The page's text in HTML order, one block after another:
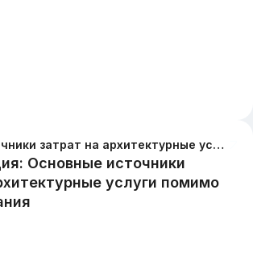
Основные источники затрат на архитектурные услуги помимо проектирования